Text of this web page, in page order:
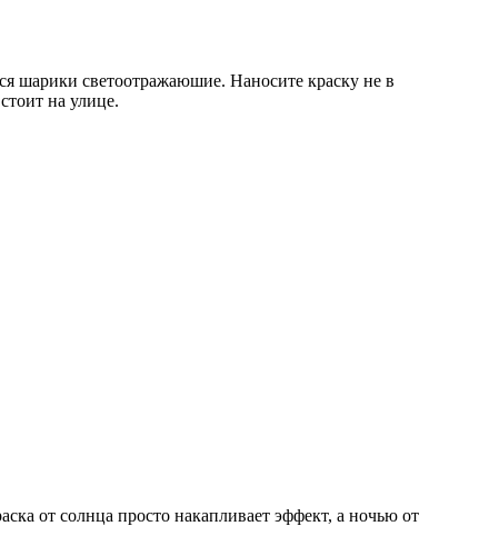
шарики светоотражаюшие. Наносите краску не в
на улице.
от солнца просто накапливает эффект, а ночью от